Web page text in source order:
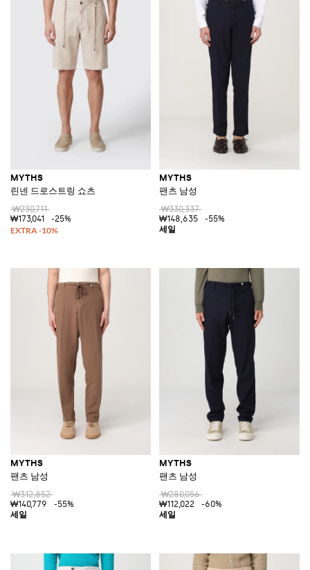
MYTHS
린넨 드로스트링 쇼츠
₩230,711
₩173,041
-25%
MYTHS
팬츠 남성
₩330,337
₩148,635
-55%
MYTHS
팬츠 남성
₩312,852
₩140,779
-55%
MYTHS
팬츠 남성
₩280,056
₩112,022
-60%